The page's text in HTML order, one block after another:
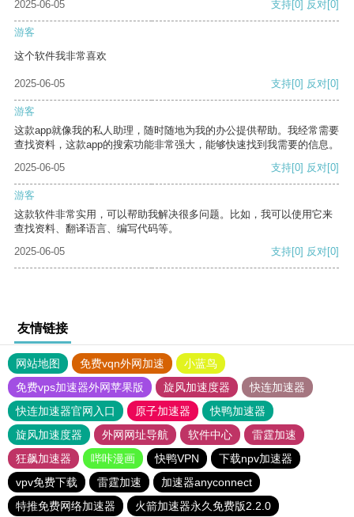
2025-06-05
支持[0] 反对[0]
游客
这个软件我非常喜欢
2025-06-05 支持[0] 反对[0]
游客
这款app就像我的私人助理，随时随地为我的办公提供帮助。我经常需要
查找资料，这款app的搜索功能非常强大，能够快速找到我需要的信息。
2025-06-05
支持[0] 反对[0]
游客
这款软件非常实用，可以帮助我解决很多问题。比如，我可以使用它来
查找资料、翻译语言、编写代码等。
2025-06-05
支持[0] 反对[0]
友情链接
网站地图 免费vqn外网加速
小蓝鸟
免费vps加速器外网苹果版
旋风加速度器
快连加速器
快连加速器官网入口
原子加速器
快鸭加速器
旋风加速度器
外网网址导航 软件中心
雷霆加速
狂飙加速器
哔咔漫画 快鸭VPN
下载npv加速器
vpv免费下载
雷霆加速
加速器anyconnect
特推免费网络加速器
火箭加速器永久免费版2.2.0